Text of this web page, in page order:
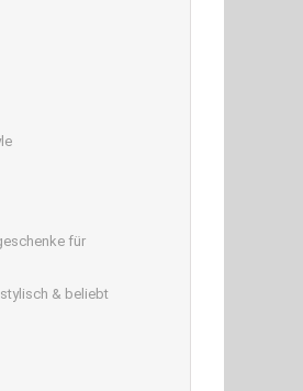
für
& beliebt